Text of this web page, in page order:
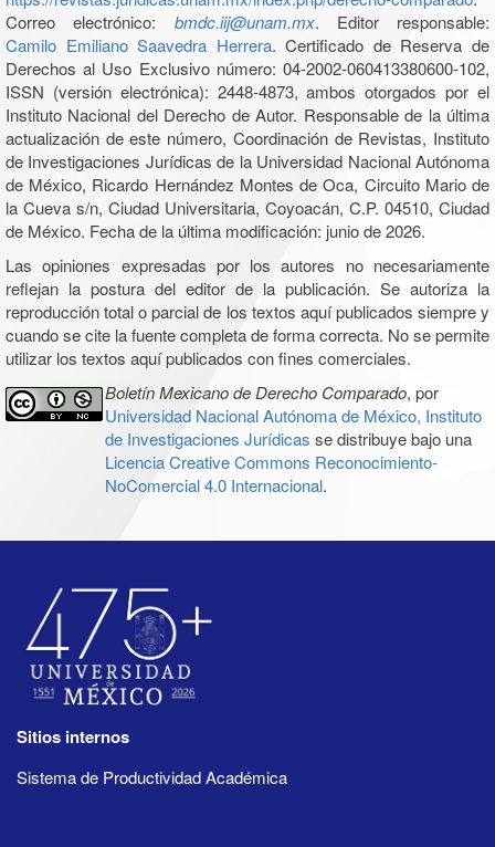
Correo electrónico: bmdc.iij@unam.mx. Editor responsable:
Camilo Emiliano Saavedra Herrera. Certificado de Reserva de
Derechos al Uso Exclusivo número: 04-2002-060413380600-102,
ISSN (versión electrónica): 2448-4873, ambos otorgados por el
Instituto Nacional del Derecho de Autor. Responsable de la última
actualización de este número, Coordinación de Revistas, Instituto
de Investigaciones Jurídicas de la Universidad Nacional Autónoma
de México, Ricardo Hernández Montes de Oca, Circuito Mario de
la Cueva s/n, Ciudad Universitaria, Coyoacán, C.P. 04510, Ciudad
de México. Fecha de la última modificación: junio de 2026.
Las opiniones expresadas por los autores no necesariamente
reflejan la postura del editor de la publicación. Se autoriza la
reproducción total o parcial de los textos aquí publicados siempre y
cuando se cite la fuente completa de forma correcta. No se permite
utilizar los textos aquí publicados con fines comerciales.
Boletín Mexicano de Derecho Comparado, por
Universidad Nacional Autónoma de México, Instituto
de Investigaciones Jurídicas se distribuye bajo una
Licencia Creative Commons Reconocimiento-
NoComercial 4.0 Internacional.
Sitios internos
Sistema de Productividad Académica